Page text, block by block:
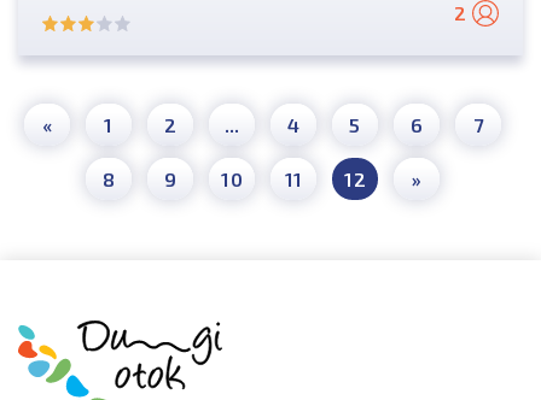
2
« 1 2 ... 4 5 6 7
8 9 10 11 12 »